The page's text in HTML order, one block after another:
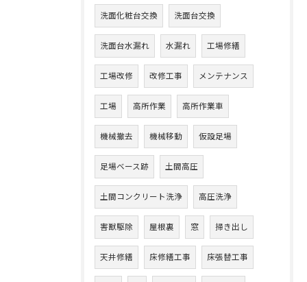
洗面化粧台交換 洗面台交換
洗面台水漏れ 水漏れ 工場修繕
工場改修 改修工事 メンテナンス
工場 高所作業 高所作業車
機械撤去 機械移動 仮設足場
足場ベース跡 土間高圧
土間コンクリート洗浄 高圧洗浄
害獣駆除 屋根裏 窓 掃き出し
天井修繕 床修繕工事 床張替工事